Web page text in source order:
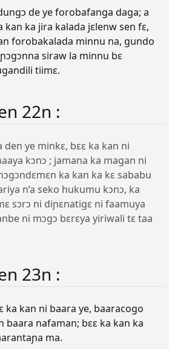
de ye forobafanga daga; a
kan ka jira kalada jɛlenw sen fɛ,
forobakalada minnu na, gundo
siraw la minnu bɛ
tiimɛ.
22n :
den ye minkɛ, bɛɛ ka kan ni
kɔnɔ ; jamana ka magan ni
ka kan ka kɛ sababu
n’a seko hukumu kɔnɔ, ka
sɔrɔ ni diɲɛnatigɛ ni faamuya
ni mɔgɔ bɛrɛya yiriwali tɛ taa
23n :
ka kan ni baara ye, baaracogo
baara nafaman; bɛɛ ka kan ka
ma.